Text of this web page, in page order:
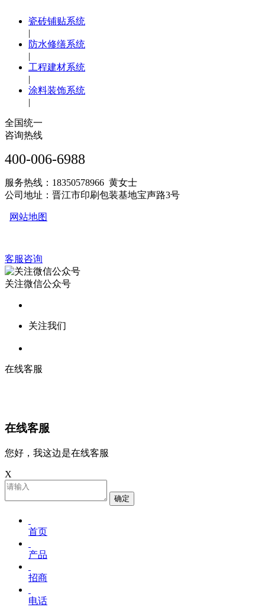
瓷砖铺贴系统
|
防水修缮系统
|
工程建材系统
|
涂料装饰系统
|
全国统一
咨询热线
400-006-6988
服务热线：18350578966 黄女士
公司地址：晋江市印刷包装基地宝声路3号
网站地图
客服咨询
关注微信公众号
关注我们
在线客服
在线客服
您好，我这边是在线客服
X
确定
首页
产品
招商
电话